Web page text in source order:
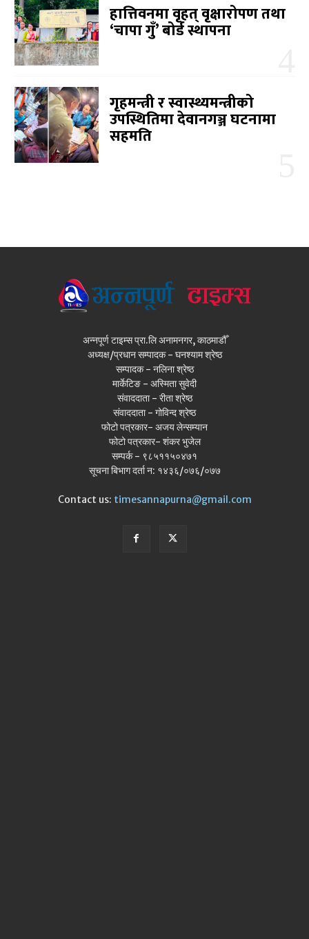
हात्तिवनमा वृहत् वृक्षारोपण तथा
‘चापा गुँ’ बोर्ड स्थापना
गृहमन्त्री र स्वास्थ्यमन्त्रीको
उपस्थितिमा देवानगञ्ज घटनामा
सहमति
अन्नपूर्ण टाइम्स प्रा.लि अनामनगर, काठमाडौँ
अध्यक्ष/प्रधान सम्पादक - घनश्याम श्रेष्ठ
सम्पादक - नलिना श्रेष्ठ
मार्केटिङ - अस्मिता सुवेदी
संवाददाता - रीता श्रेष्ठ
संवाददाता - गोविन्द श्रेष्ठ
फोटो पत्रकार- अजय लेन्सम्यान
फोटो पत्रकार- शंकर भुजेल
सम्पर्क - ९८५११५०४७१
सूचना बिभाग दर्ता न: १४३६/०७६/०७७
Contact us: timesannapurna@gmail.com